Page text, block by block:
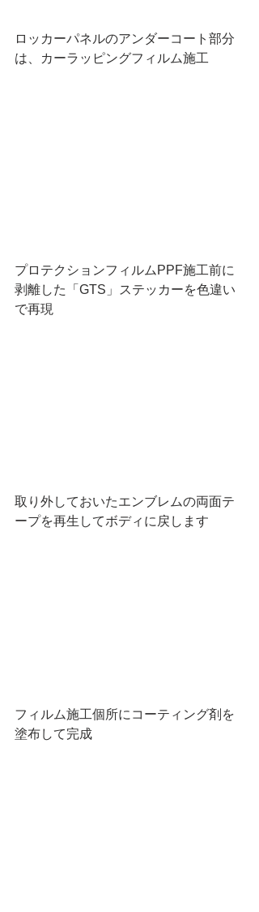
ロッカーパネルのアンダーコート部分
は、カーラッピングフィルム施工
プロテクションフィルムPPF施工前に
剥離した「GTS」ステッカーを色違い
で再現
取り外しておいたエンブレムの両面テ
ープを再生してボディに戻します
フィルム施工個所にコーティング剤を
塗布して完成